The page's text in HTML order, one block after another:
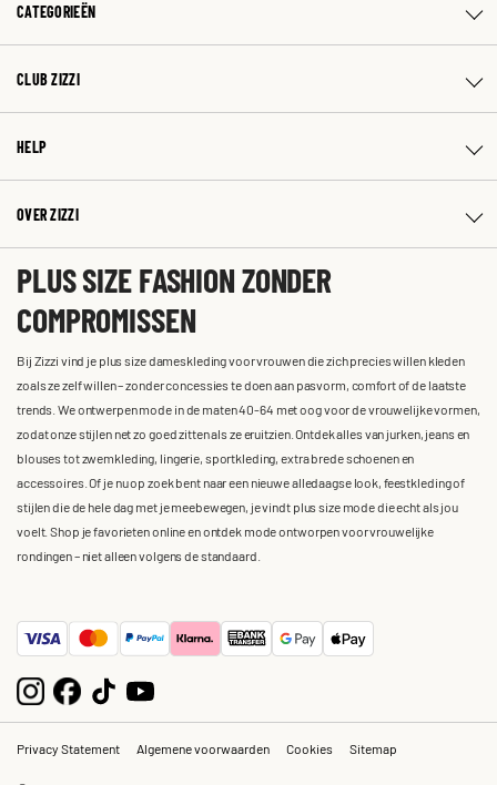
CATEGORIEËN
CLUB ZIZZI
HELP
OVER ZIZZI
PLUS SIZE FASHION ZONDER
COMPROMISSEN
Bij Zizzi vind je plus size dameskleding voor vrouwen die zich precies willen kleden
zoals ze zelf willen – zonder concessies te doen aan pasvorm, comfort of de laatste
trends. We ontwerpen mode in de maten 40-64 met oog voor de vrouwelijke vormen,
zodat onze stijlen net zo goed zitten als ze eruitzien. Ontdek alles van jurken, jeans en
blouses tot zwemkleding, lingerie, sportkleding, extra brede schoenen en
accessoires. Of je nu op zoek bent naar een nieuwe alledaagse look, feestkleding of
stijlen die de hele dag met je meebewegen, je vindt plus size mode die echt als jou
voelt. Shop je favorieten online en ontdek mode ontworpen voor vrouwelijke
rondingen – niet alleen volgens de standaard.
Privacy Statement Algemene voorwaarden Cookies Sitemap